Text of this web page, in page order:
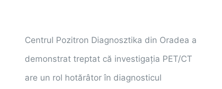
Centrul Pozitron Diagnosztika din Oradea a
demonstrat treptat că investigaţia PET/CT
are un rol hotărâtor în diagnosticul